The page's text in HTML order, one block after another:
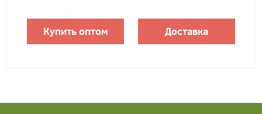
Купить оптом Доставка